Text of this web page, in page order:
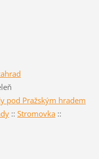
pod Pražským hradem
:: Stromovka::